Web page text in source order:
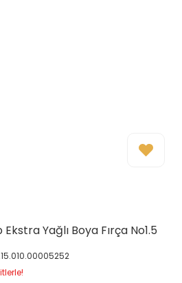
Yağlı Boya Fırça No1.5